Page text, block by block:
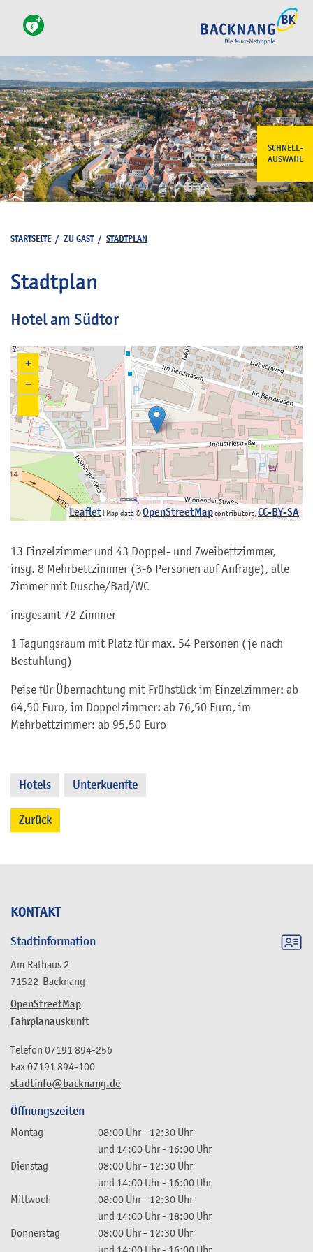
SCHNELL-
AUSWAHL
KONTAKT
Stadtinformation
Am Rathaus 2
71522 Backnang
OpenStreetMap
Fahrplanauskunft
stadtinfo@backnang.de
Telefon 07191 894-256
Fax07191 894-100
Öffnungszeiten
Montag 08:00 Uhr- 12:30 Uhr
und 14:00 Uhr- 16:00 Uhr
Dienstag
08:00 Uhr- 12:30 Uhr
und 14:00 Uhr- 16:00 Uhr
Mittwoch
08:00 Uhr- 12:30 Uhr
und 14:00 Uhr- 18:00 Uhr
Donnerstag
08:00 Uhr- 12:30 Uhr
und 14:00 Uhr- 16:00 Uhr
STARTSEITE / ZU GAST/ STADTPLAN
Stadtplan
Hotel am Südtor
+
−
Leaflet | Map data ©OpenStreetMapcontributors, CC-BY-SA
13 Einzelzimmer und 43 Doppel- und Zweibettzimmer,
insg. 8 Mehrbettzimmer (3-6 Personen auf Anfrage), alle
Zimmer mit Dusche/Bad/WC
insgesamt 72 Zimmer
1 Tagungsraum mit Platz für max. 54 Personen (je nach
Bestuhlung)
Peise für Übernachtung mit Frühstück im Einzelzimmer: ab
64,50 Euro, im Doppelzimmer: ab 76,50 Euro, im
Mehrbettzimmer: ab 95,50 Euro
Hotels Unterkuenfte
Zurück